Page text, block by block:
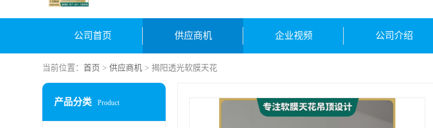
公司首页 供应商机 企业视频 公司介绍
当前位置： 首页 > 供应商机 > 揭阳透光软膜天花
产品分类 Product